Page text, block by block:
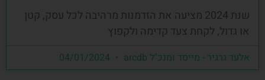
שנת 2024 מציעה את הזדמנות מרהיבה לכל עסק, קטן
או גדול, לקחת צעד קדימה ולקפוץ
אלעד גרגיר - מייסד ומנכ"ל arcdb